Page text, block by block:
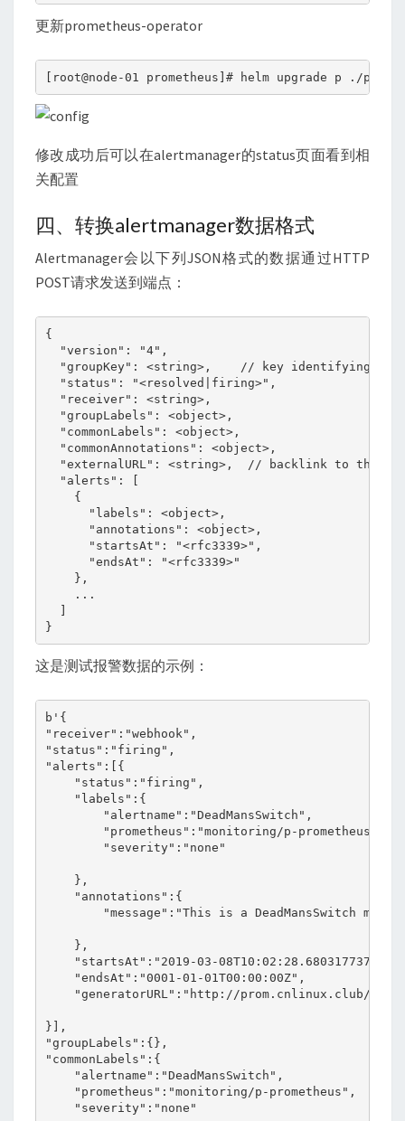
更新prometheus-operator
[root@node-01 prometheus]# helm upgrade p ./
修改成功后可以在alertmanager的status页面看到相
关配置
四、转换alertmanager数据格式
Alertmanager会以下列JSON格式的数据通过HTTP
POST请求发送到端点：
{
  "version": "4",
"groupKey": <string>,    // key identifying
  "status": "<resolved|firing>",
  "receiver": <string>,
  "groupLabels": <object>,
  "commonLabels": <object>,
  "commonAnnotations": <object>,
"externalURL": <string>,  // backlink to the
  "alerts": [
    {
      "labels": <object>,
      "annotations": <object>,
      "startsAt": "<rfc3339>",
      "endsAt": "<rfc3339>"
    },
    ...
  ]
}
这是测试报警数据的示例：
b'{
"receiver":"webhook",
"status":"firing",
"alerts":[{
    "status":"firing",
    "labels":{
        "alertname":"DeadMansSwitch",
        "prometheus":"monitoring/p-prometheus",
        "severity":"none"
    },
    "annotations":{
"message":"This is a DeadMansSwitch
    },
    "startsAt":"2019-03-08T10:02:28.680317737Z",
    "endsAt":"0001-01-01T00:00:00Z",
"generatorURL":"http://prom.cnlinux.club/
}],
"groupLabels":{},
"commonLabels":{
    "alertname":"DeadMansSwitch",
    "prometheus":"monitoring/p-prometheus",
    "severity":"none"